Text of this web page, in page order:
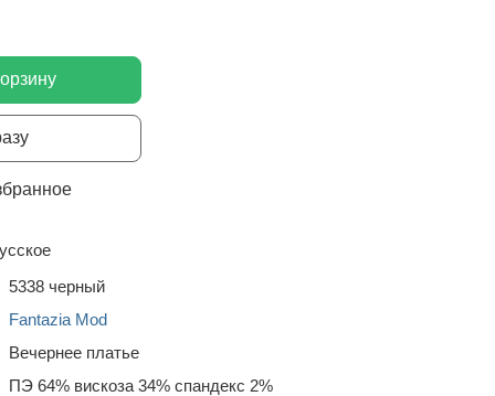
5338 черный
Fantazia Mod
Вечернее платье
ПЭ 64% вискоза 34% спандекс 2%